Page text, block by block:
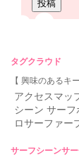
タグクラウド
【 興味のあるキ
アクセスマッ
シーン サーフ
ロサーファー
サーフシーンサ